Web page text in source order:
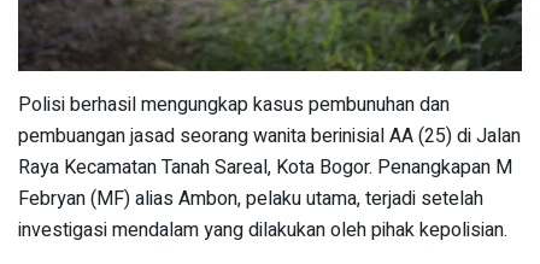
Polisi berhasil mengungkap kasus pembunuhan dan
pembuangan jasad seorang wanita berinisial AA (25) di Jalan
Raya Kecamatan Tanah Sareal, Kota Bogor. Penangkapan M
Febryan (MF) alias Ambon, pelaku utama, terjadi setelah
investigasi mendalam yang dilakukan oleh pihak kepolisian.